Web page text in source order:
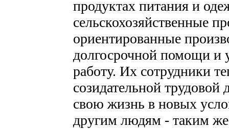
продуктах питания и
сельскохозяйственные
ориентированные
долгосрочной помощи
работу. Их сотрудники
созидательной трудовой
свою жизнь в новых
другим людям - таким